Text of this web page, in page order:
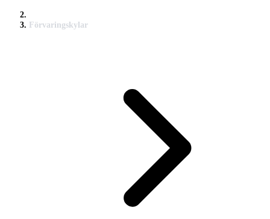
Förvaringskylar